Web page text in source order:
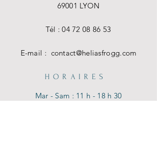
69001 LYON
Tél :04 72 08 86 53
E-mail : contact@heliasfrogg.com
HORAIRES
Mar - Sam : 11 h - 18 h 30